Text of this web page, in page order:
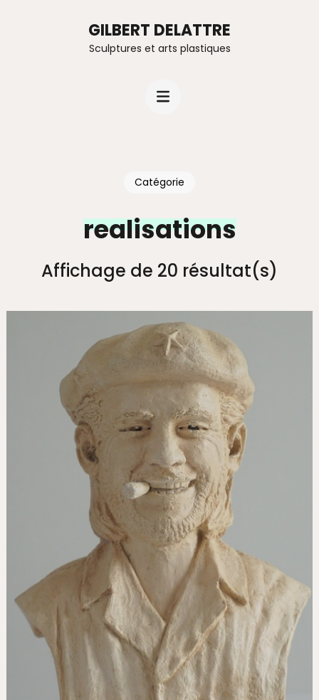
GILBERT DELATTRE
Sculptures et arts plastiques
Catégorie
realisations
Affichage de 20 résultat(s)